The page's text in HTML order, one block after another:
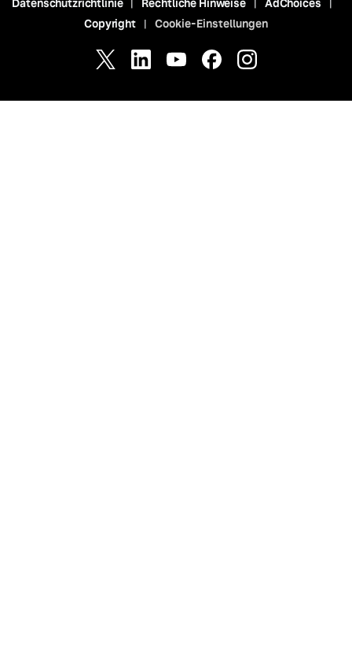
Datenschutzrichtlinie Rechtliche Hinweise
AdChoices
Copyright
Cookie-Einstellungen